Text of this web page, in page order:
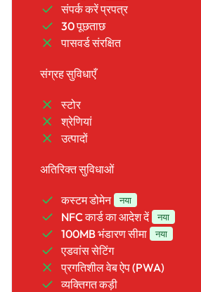
संपर्क करें प्रपत्र
30 पूछताछ
पासवर्ड संरक्षित
संग्रह सुविधाएँ
स्टोर
श्रेणियां
उत्पादों
अतिरिक्त सुविधाओं
कस्टम डोमेन नया
NFC कार्ड का आदेश दें नया
100MB भंडारण सीमा नया
एडवांस सेटिंग
प्रगतिशील वेब ऐप (PWA)
व्यक्तिगत कड़ी